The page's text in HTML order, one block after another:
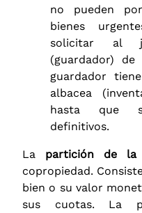
no pueden
bienes
solicitar al
(guardador)
guardador
albacea
hasta que
definitivos.
La partición de la
copropiedad.
bien o su valor
sus cuotas. La